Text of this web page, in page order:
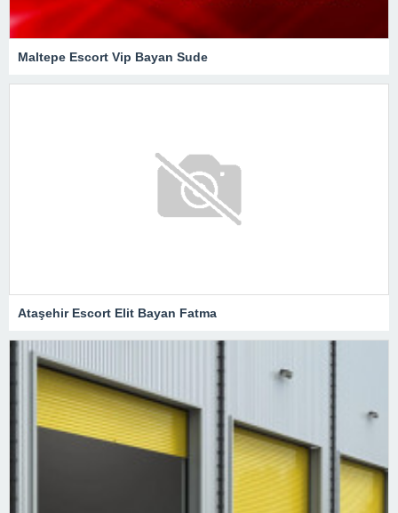
Maltepe Escort Vip Bayan Sude
Ataşehir Escort Elit Bayan Fatma